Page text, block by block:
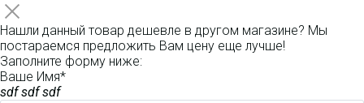
Нашли данный товар дешевле в другом магазине? Мы
постараемся предложить Вам цену еще лучше!
Заполните форму ниже:
Ваше Имя*
sdf sdf sdf